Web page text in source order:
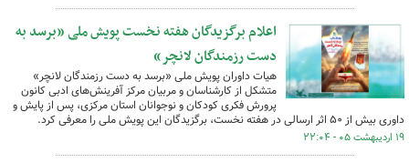
اعلام برگزیدگان هفته نخست پویش ملی «برسد به
دست رزمندگان لانچر»
هیات داوران پویش ملی «برسد به دست رزمندگان لانچر»
متشکل از کارشناسان و مربیان مرکز آفرینش‌های ادبی کانون
پرورش فکری کودکان و نوجوانان استان مرکزی، پس از پایش و
داوری بیش از ۵۰ اثر ارسالی در هفته نخست، برگزیدگان این پویش ملی را معرفی کرد.
۱۹ اردیبهشت ۰۵ - ۲۲:۰۴